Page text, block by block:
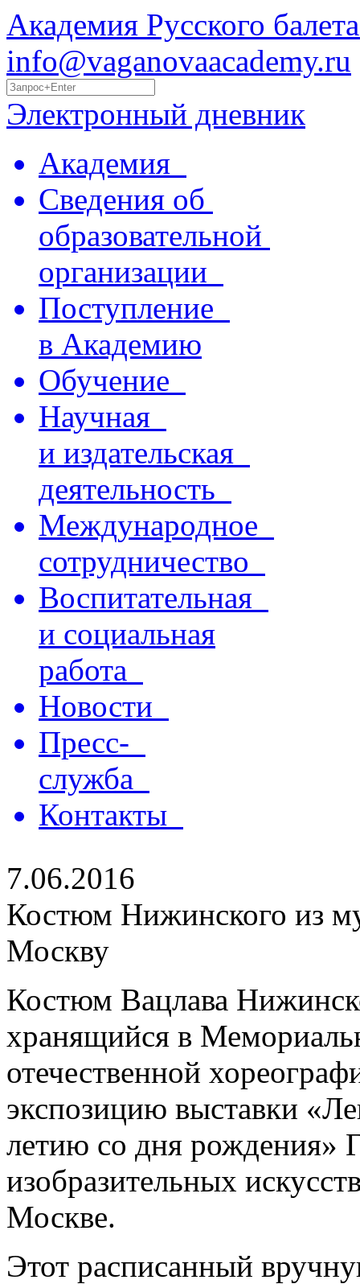
Академия Русского
info@vaganovaacademy.ru
Электронный дневник
Академия
Сведения об
образовательной
организации
Поступление
в Академию
Обучение
Научная
и издательская
деятельность
Международное
сотрудничество
Воспитательная
и социальная
работа
Новости
Пресс-
служба
Контакты
7.06.2016
Костюм Нижинского из
Москву
Костюм Вацлава
хранящийся в
отечественной
экспозицию выставки
летию со дня рождения»
изобразительных
Москве.
Этот расписанный